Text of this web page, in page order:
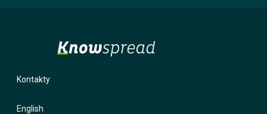
Kontakty
English